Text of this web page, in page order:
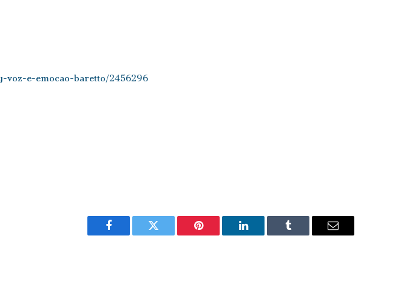
voz-e-emocao-baretto/2456296
Facebook Twitter Pinterest LinkedIn Tumblr Email